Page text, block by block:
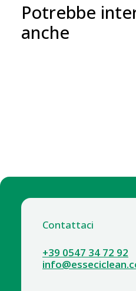
Potrebbe
anche
Contattaci
+39 0547 34 72 92